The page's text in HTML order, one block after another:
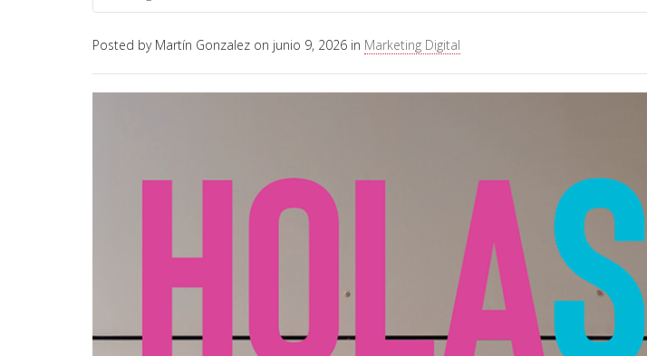
Posted by Martín Gonzalez on junio 9, 2026 in Marketing Digital